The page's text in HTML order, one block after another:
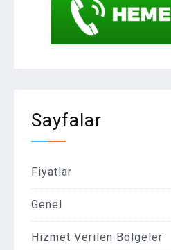
Sayfalar
Fiyatlar
Genel
Hizmet Verilen Bölgeler